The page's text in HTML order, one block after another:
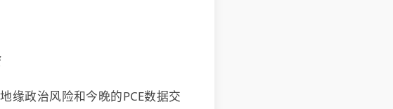
缘政治风险和今晚的PCE数据交